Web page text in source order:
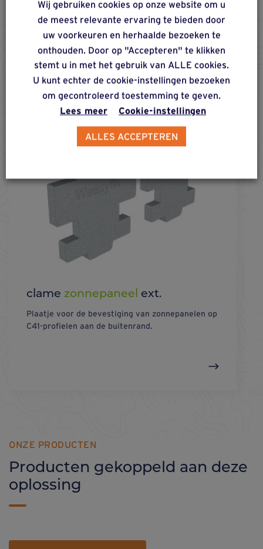
AANVULLENDE MODULES
Opties
clame zonnepaneel ext.
Plaatje voor de bevestiging van zonnepanelen op
C41-profielen aan de buitenrand.
ONZE PRODUCTEN
Producten gekoppeld aan deze
oplossing
Wij gebruiken cookies op onze website om u
de meest relevante ervaring te bieden door
uw voorkeuren en herhaalde bezoeken te
onthouden. Door op "Accepteren" te klikken
stemt u in met het gebruik van ALLE cookies.
U kunt echter de cookie-instellingen bezoeken
om gecontroleerd toestemming te geven.
Lees meer
Cookie-instellingen
ALLES ACCEPTEREN